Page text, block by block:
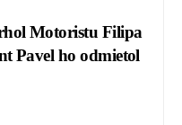
Motoristu Filipa
Pavel ho odmietol